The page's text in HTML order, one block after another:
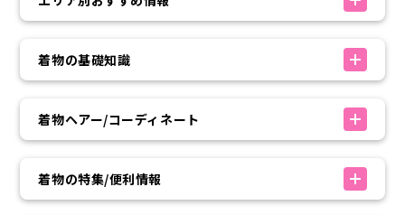
着物の基礎知識
着物ヘアー/コーディネート
着物の特集/便利情報